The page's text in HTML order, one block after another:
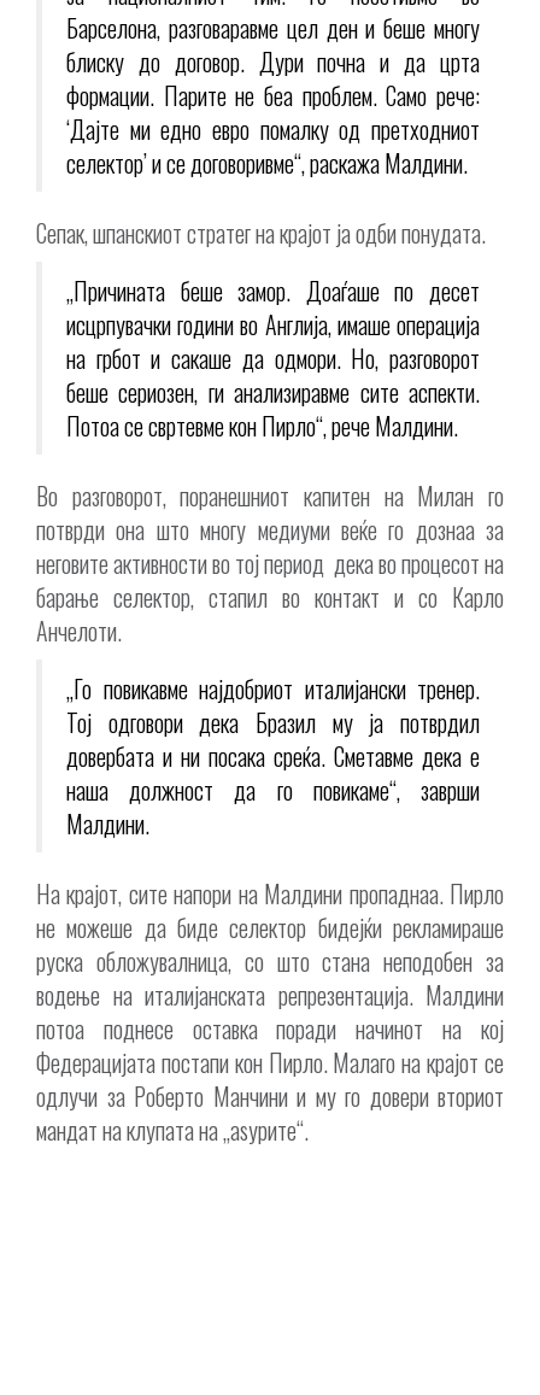
Барселона, разговаравме цел ден и беше многу
блиску до договор. Дури почна и да црта
формации. Парите не беа проблем. Само рече:
‘Дајте ми едно евро помалку од претходниот
селектор’ и се договоривме“, раскажа Малдини.
Сепак, шпанскиот стратег на крајот ја одби понудата.
„Причината беше замор. Доаѓаше по десет
исцрпувачки години во Англија, имаше операција
на грбот и сакаше да одмори. Но, разговорот
беше сериозен, ги анализиравме сите аспекти.
Потоа се свртевме кон Пирло“, рече Малдини.
Во разговорот, поранешниот капитен на Милан го
потврди она што многу медиуми веќе го дознаа за
неговите активности во тој период дека во процесот на
барање селектор, стапил во контакт и со Карло
Анчелоти.
„Го повикавме најдобриот италијански тренер.
Тој одговори дека Бразил му ја потврдил
довербата и ни посака среќа. Сметавме дека е
наша должност да го повикаме“, заврши
Малдини.
На крајот, сите напори на Малдини пропаднаа. Пирло
не можеше да биде селектор бидејќи рекламираше
руска обложувалница, со што стана неподобен за
водење на италијанската репрезентација. Малдини
потоа поднесе оставка поради начинот на кој
Федерацијата постапи кон Пирло. Малаго на крајот се
одлучи за Роберто Манчини и му го довери вториот
мандат на клупата на „аѕурите“.